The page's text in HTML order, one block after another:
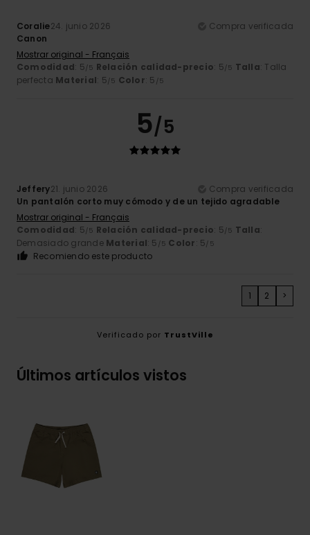
Coralie24. junio 2026
Compra verificada
Canon
Mostrar original - Français
Comodidad: 5/5 Relación calidad-precio: 5/5 Talla: Talla
perfecta Material: 5/5 Color: 5 /5
5/5
Jeffery21. junio 2026
Compra verificada
Un pantalón corto muy cómodo y de un tejido agradable
Mostrar original - Français
Comodidad: 5/5 Relación calidad-precio: 5/5 Talla:
Demasiado grande Material: 5 /5 Color: 5/5
Recomiendo este producto
1 2 >
Verificado por TrustVille
Últimos artículos vistos